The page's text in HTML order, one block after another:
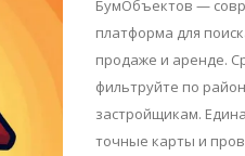
БумОбъектов —
платформа для
продаже и аренде.
фильтруйте по
застройщикам.
точные карты и